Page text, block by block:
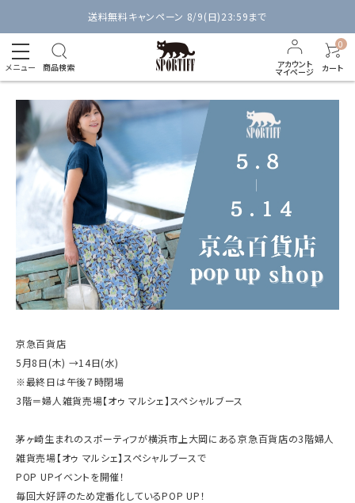
送料無料キャンペーン 8/9(日)23:59まで
メニュー 商品検索 アカウント
マイページ
0
カート
京急百貨店
5月8日(木) →14日(水)
※最終日は午後７時閉場
3階＝婦人雑貨売場【オゥ マルシェ】スペシャルブース
茅ヶ崎生まれのスポーティフが横浜市上大岡にある京急百貨店の3階婦人
雑貨売場【オゥ マルシェ】スペシャルブースで
POP UPイベントを開催！
毎回大好評のため定番化しているPOP UP！